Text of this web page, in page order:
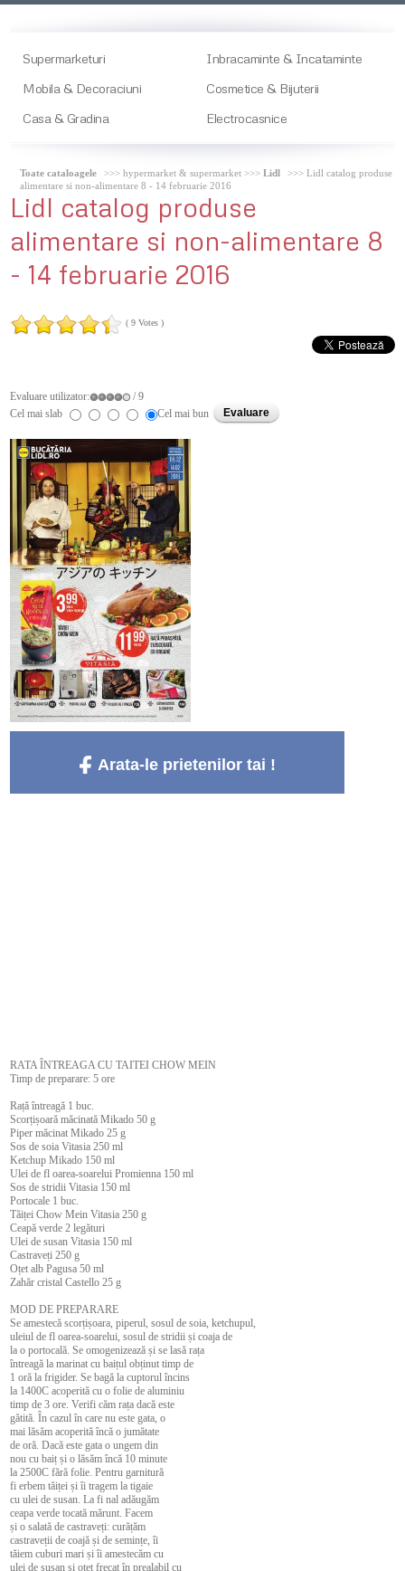
Supermarketuri
Inbracaminte & Incataminte
Mobila & Decoraciuni
Cosmetice & Bijuterii
Casa & Gradina
Electrocasnice
Toate cataloagele >>> hypermarket & supermarket >>>Lidl
>>> Lidl catalog produse
alimentare si non-alimentare 8 - 14 februarie 2016
Lidl catalog produse
alimentare si non-alimentare 8
- 14 februarie 2016
( 9 Votes )
Evaluare utilizator:
/ 9
Cel mai slab
Cel mai bun
Arata-le prietenilor tai !
RATA ÎNTREAGA CU TAITEI CHOW MEIN
Timp de preparare: 5 ore
Rață întreagă 1 buc.
Scorțișoară măcinată Mikado 50 g
Piper măcinat Mikado 25 g
Sos de soia Vitasia 250 ml
Ketchup Mikado 150 ml
Ulei de fl oarea-soarelui Promienna 150 ml
Sos de stridii Vitasia 150 ml
Portocale 1 buc.
Tăiței Chow Mein Vitasia 250 g
Ceapă verde 2 legături
Ulei de susan Vitasia 150 ml
Castraveți 250 g
Oțet alb Pagusa 50 ml
Zahăr cristal Castello 25 g
MOD DE PREPARARE
Se amestecă scorțișoara, piperul, sosul de soia, ketchupul,
uleiul de fl oarea-soarelui, sosul de stridii și coaja de
la o portocală. Se omogenizează și se lasă rața
întreagă la marinat cu baițul obținut timp de
1 oră la frigider. Se bagă la cuptorul încins
la 1400C acoperită cu o folie de aluminiu
timp de 3 ore. Verifi căm rața dacă este
gătită. În cazul în care nu este gata, o
mai lăsăm acoperită încă o jumătate
de oră. Dacă este gata o ungem din
nou cu baiț și o lăsăm încă 10 minute
la 2500C fără folie. Pentru garnitură
fi erbem tăiței și îi tragem la tigaie
cu ulei de susan. La fi nal adăugăm
ceapa verde tocată mărunt. Facem
și o salată de castraveți: curățăm
castraveții de coajă și de semințe, îi
tăiem cuburi mari și îi amestecăm cu
ulei de susan și oțet frecat în prealabil cu